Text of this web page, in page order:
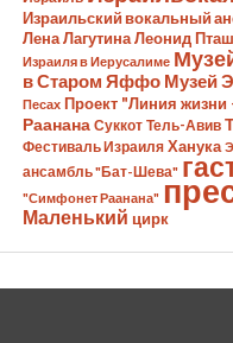
Израильский вокальный
Лена Лагутина Леонид
Израиля в Иерусалиме
в Старом Яффо Музей
Песах Проект "Линия жизни
Раанана Суккот Тель-Авив
Фестиваль Израиля Ханука
ансамбль "Бат-Шева"
"Симфонет Раанана"
Маленький цирк